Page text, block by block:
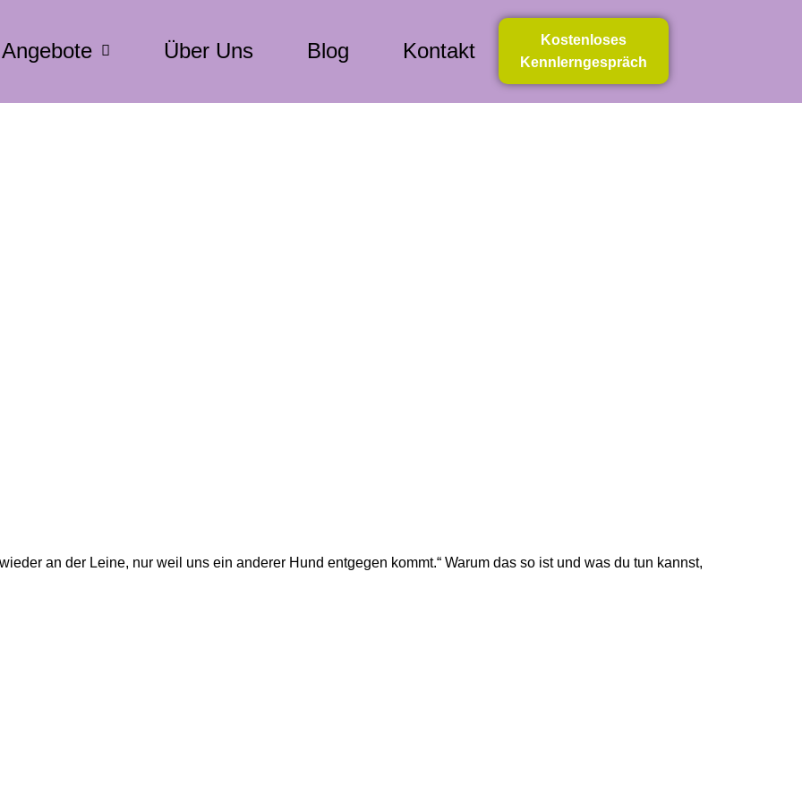
Angebote Über Uns Blog Kontakt
Kostenloses
Kennlerngespräch
Erfahre hier, warum diese Methode oft unfair ist
an der Leine, nur weil uns ein anderer Hund entgegen kommt.“ Warum das so ist und was du tun kannst,